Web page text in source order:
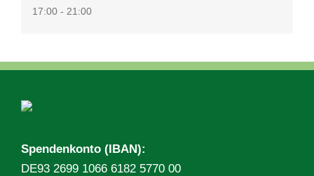
17:00 - 21:00
Spendenkonto (IBAN):
DE93 2699 1066 6182 5770 00